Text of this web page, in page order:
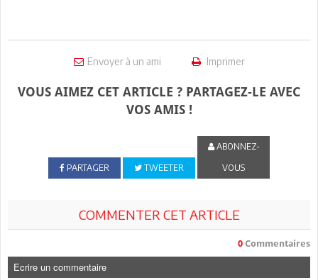
Envoyer à un ami Imprimer
VOUS AIMEZ CET ARTICLE ? PARTAGEZ-LE AVEC
VOS AMIS !
PARTAGER TWEETER
ABONNEZ-
VOUS
COMMENTER CET ARTICLE
0 Commentaires
Ecrire un commentaire